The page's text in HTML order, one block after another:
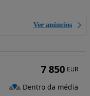
Ver anúncios
7 850 EUR
Dentro da média